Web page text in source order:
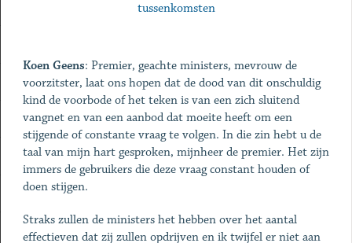
tussenkomsten
Koen Geens: Premier, geachte ministers, mevrouw de
voorzitster, laat ons hopen dat de dood van dit onschuldig
kind de voorbode of het teken is van een zich sluitend
vangnet en van een aanbod dat moeite heeft om een
stijgende of constante vraag te volgen. In die zin hebt u de
taal van mijn hart gesproken, mijnheer de premier. Het zijn
immers de gebruikers die deze vraag constant houden of
doen stijgen.
Straks zullen de ministers het hebben over het aantal
effectieven dat zij zullen opdrijven en ik twijfel er niet aan